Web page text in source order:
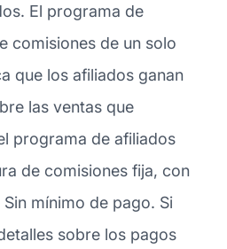
El programa de
comisiones de un solo
que los afiliados ganan
las ventas que
programa de afiliados
de comisiones fija, con
mínimo de pago. Si
sobre los pagos